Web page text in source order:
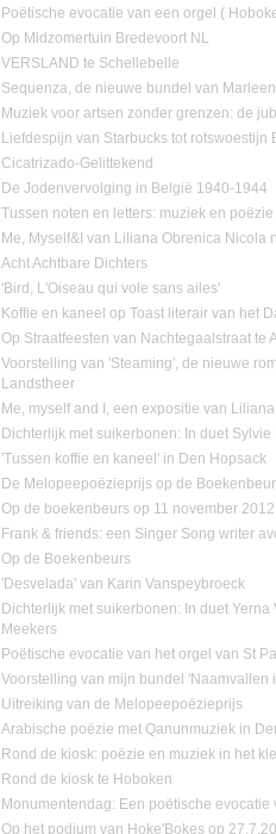
Poëtische evocatie van een orgel (
Op Midzomertuin Bredevoort NL
VERSLAND te Schellebelle
Sequenza, de nieuwe bundel van
Muziek voor artsen zonder grenzen: de
Liefdespijn van Starbucks tot rotswoestijn
Cicatrizado-Gelittekend
De Jodenvervolging in België 1940-1944
Tussen noten en letters: muziek en
Me, Myself&I van Liliana Obrenica Nicola
Acht Achtbare Dichters
'Bird, L'Oiseau qui vole sans ailes'
Koffie en kaneel op Toast literair van het
Op Straatfeesten van Nachtegaalstraat te
Voorstelling van 'Steaming', de nieuwe
Landstheer
Me, myself and I, een expositie van
Dichterlijk met suikerbonen: In duet
'Tussen koffie en kaneel' in Den Hopsack
De Melopeepoëzieprijs op de
Op de boekenbeurs op 11 november 2012
Frank & friends: een Singer Song writer
Op de Boekenbeurs
'Desvelada' van Karin Vanspeybroeck
Dichterlijk met suikerbonen: In duet
Meekers
Poëtische evocatie van het orgel van St
Voorstelling van mijn bundel 'Naamvallen
Uitreiking van de Melopeepoëzieprijs
Arabische poëzie met Qanunmuziek in
Rond de kiosk: poëzie en muziek in het
Rond de kiosk te Hoboken
Monumentendag: Een poëtische evocatie
Op het podium van Hoke'Bokes op